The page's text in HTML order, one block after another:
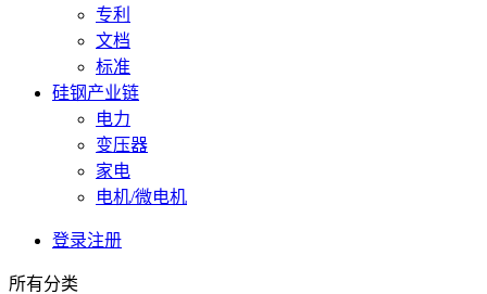
专利
文档
标准
硅钢产业链
电力
变压器
家电
电机/微电机
登录注册
所有分类